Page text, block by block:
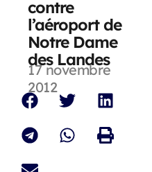
contre
l’aéroport de
Notre Dame
des Landes
17 novembre
2012